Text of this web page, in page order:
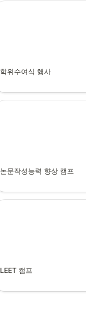
학위수여식 행사
논문작성능력 향상 캠프
LEET 캠프